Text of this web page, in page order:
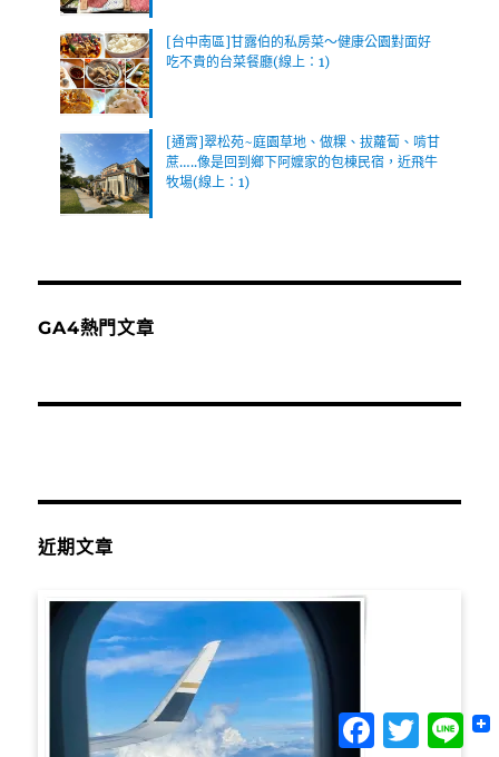
[台中南區]甘露伯的私房菜～健康公園對面好
吃不貴的台菜餐廳(線上：1)
[通霄]翠松苑~庭園草地、做粿、拔蘿蔔、啃甘
蔗…..像是回到鄉下阿嬤家的包棟民宿，近飛牛
牧場(線上：1)
GA4熱門文章
近期文章
Facebook
Twitter